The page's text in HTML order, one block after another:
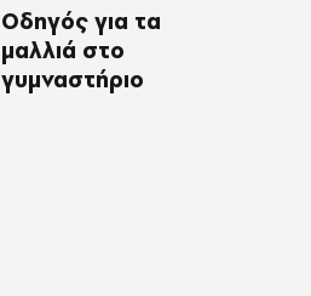
Οδηγός για τα
μαλλιά στο
γυμναστήριο